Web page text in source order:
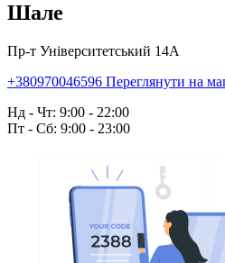
Шале
Пр-т Університетський 14А
+380970046596 Переглянути на
Нд - Чт: 9:00 - 22:00
Пт - Сб: 9:00 - 23:00